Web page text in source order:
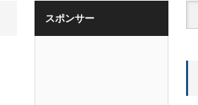
スポンサー